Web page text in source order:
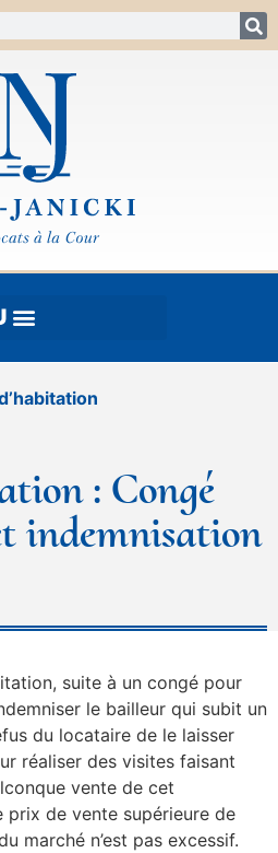
: Congé
indemnisation
suite à un congé pour
le bailleur qui subit un
du locataire de le laisser
réaliser des visites faisant
vente de cet
prix de vente supérieure de
marché n’est pas excessif.